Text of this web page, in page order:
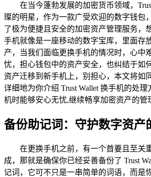
在当今蓬勃发展的加密货币领域，
璨的明星，作为一款广受欢迎的数字钱包
了极为便捷且安全的加密资产管理服务，
手机就像是一座移动的数字宝库，里面存
产，当我们面临更换手机的情况时，心中
忧，担心钱包中的资产安全，也纠结于如
资产迁移到新手机上，别担心，本文将如
详细地为你介绍 Trust Wallet 换手机的处
机时能够安心无忧,继续畅享加密资产的管
备份助记词：守护数字资产
在更换手机之前，有一个首要且至关
成，那就是确保你已经妥善备份了 Trust
记词，它可不只是一串简单的词语，而是